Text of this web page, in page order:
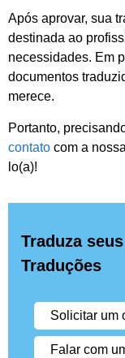
Após aprovar, sua
destinada ao
necessidades. Em
documentos
merece.
Portanto,
contato com a
lo(a)!
Traduza
Traduções
Solicitar um
Falar com